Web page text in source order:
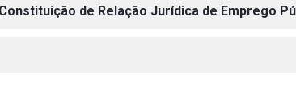
de Relação Jurídica de Emprego